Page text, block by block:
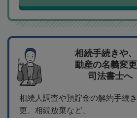
相続手続きや
動産の名義変
司法書士へ
相続人調査や預貯金の解約手続
更、相続放棄など、